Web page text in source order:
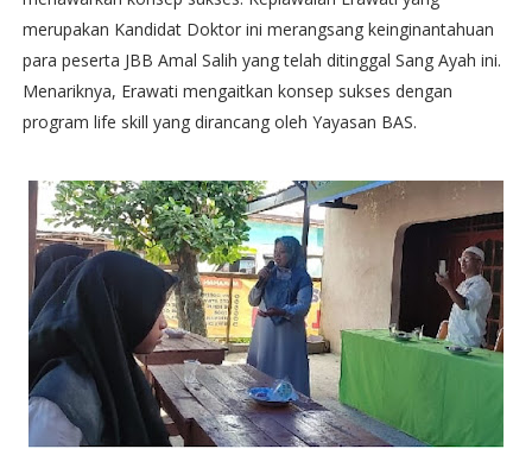
merupakan Kandidat Doktor ini merangsang keinginantahuan
para peserta JBB Amal Salih yang telah ditinggal Sang Ayah ini.
Menariknya, Erawati mengaitkan konsep sukses dengan
program life skill yang dirancang oleh Yayasan BAS.